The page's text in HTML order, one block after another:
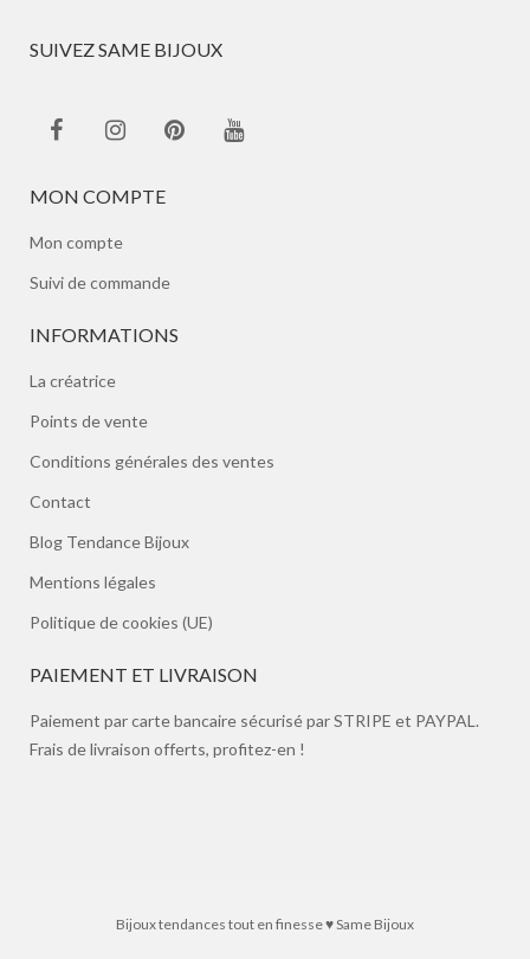
SUIVEZ SAME BIJOUX
MON COMPTE
Mon compte
Suivi de commande
INFORMATIONS
La créatrice
Points de vente
Conditions générales des ventes
Contact
Blog Tendance Bijoux
Mentions légales
Politique de cookies (UE)
PAIEMENT ET LIVRAISON
Paiement par carte bancaire sécurisé par STRIPE et PAYPAL.
Frais de livraison offerts, profitez-en !
Bijoux tendances tout en finesse ♥ Same Bijoux